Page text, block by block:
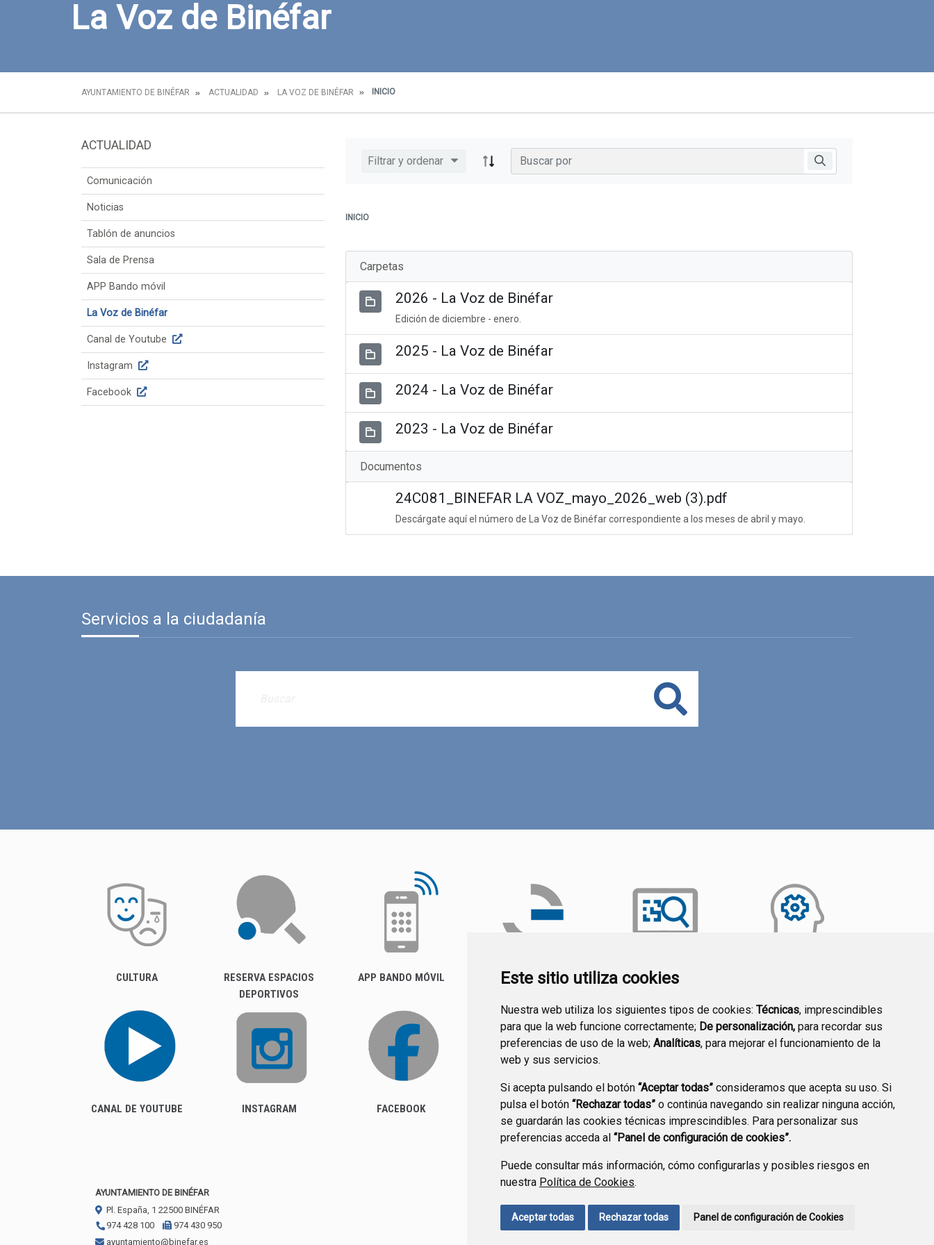
Este sitio utiliza cookies
Nuestra web utiliza los siguientes tipos de cookies: Técnicas, imprescindibles
para que la web funcione correctamente; De personalización, para recordar sus
preferencias de uso de la web; Analíticas, para mejorar el funcionamiento de la
web y sus servicios.
Si acepta pulsando el botón “Aceptar todas” consideramos que acepta su uso. Si
pulsa el botón “Rechazar todas” o continúa navegando sin realizar ninguna acción,
se guardarán las cookies técnicas imprescindibles. Para personalizar sus
preferencias acceda al “Panel de configuración de cookies”.
Puede consultar más información, cómo configurarlas y posibles riesgos en
nuestra Política de Cookies.
Aceptar todas Rechazar todas Panel de configuración de Cookies
La Voz de Binéfar
AYUNTAMIENTO DE BINÉFAR ACTUALIDAD LA VOZ DE BINÉFAR INICIO
ACTUALIDAD
Comunicación
Noticias
Tablón de anuncios
Sala de Prensa
APP Bando móvil
La Voz de Binéfar
Canal de Youtube
Instagram
Facebook
Filtrar y ordenar
INICIO
Carpetas
2026 - La Voz de Binéfar
Edición de diciembre - enero.
2025 - La Voz de Binéfar
2024 - La Voz de Binéfar
2023 - La Voz de Binéfar
Documentos
24C081_BINEFAR LA VOZ_mayo_2026_web (3).pdf
Descárgate aquí el número de La Voz de Binéfar correspondiente a los meses de abril y mayo.
Servicios a la ciudadanía
Buscar
CULTURA
RESERVA ESPACIOS
DEPORTIVOS
APP BANDO MÓVIL
FACTURA ELECTRÓNICA
TRANSPARENCIA
CANAL DE YOUTUBE INSTAGRAM FACEBOOK
AYUNTAMIENTO DE BINÉFAR
Pl. España, 1 22500 BINÉFAR
974 428 100
974 430 950
ayuntamiento@binefar.es